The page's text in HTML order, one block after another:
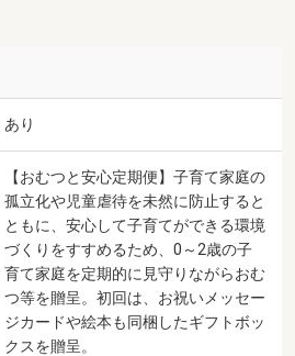
あり
【おむつと安心定期便】子育て家庭の
孤立化や児童虐待を未然に防止すると
ともに、安心して子育てができる環境
づくりをすすめるため、0～2歳の子
育て家庭を定期的に見守りながらおむ
つ等を贈呈。初回は、お祝いメッセー
ジカードや絵本も同梱したギフトボッ
クスを贈呈。